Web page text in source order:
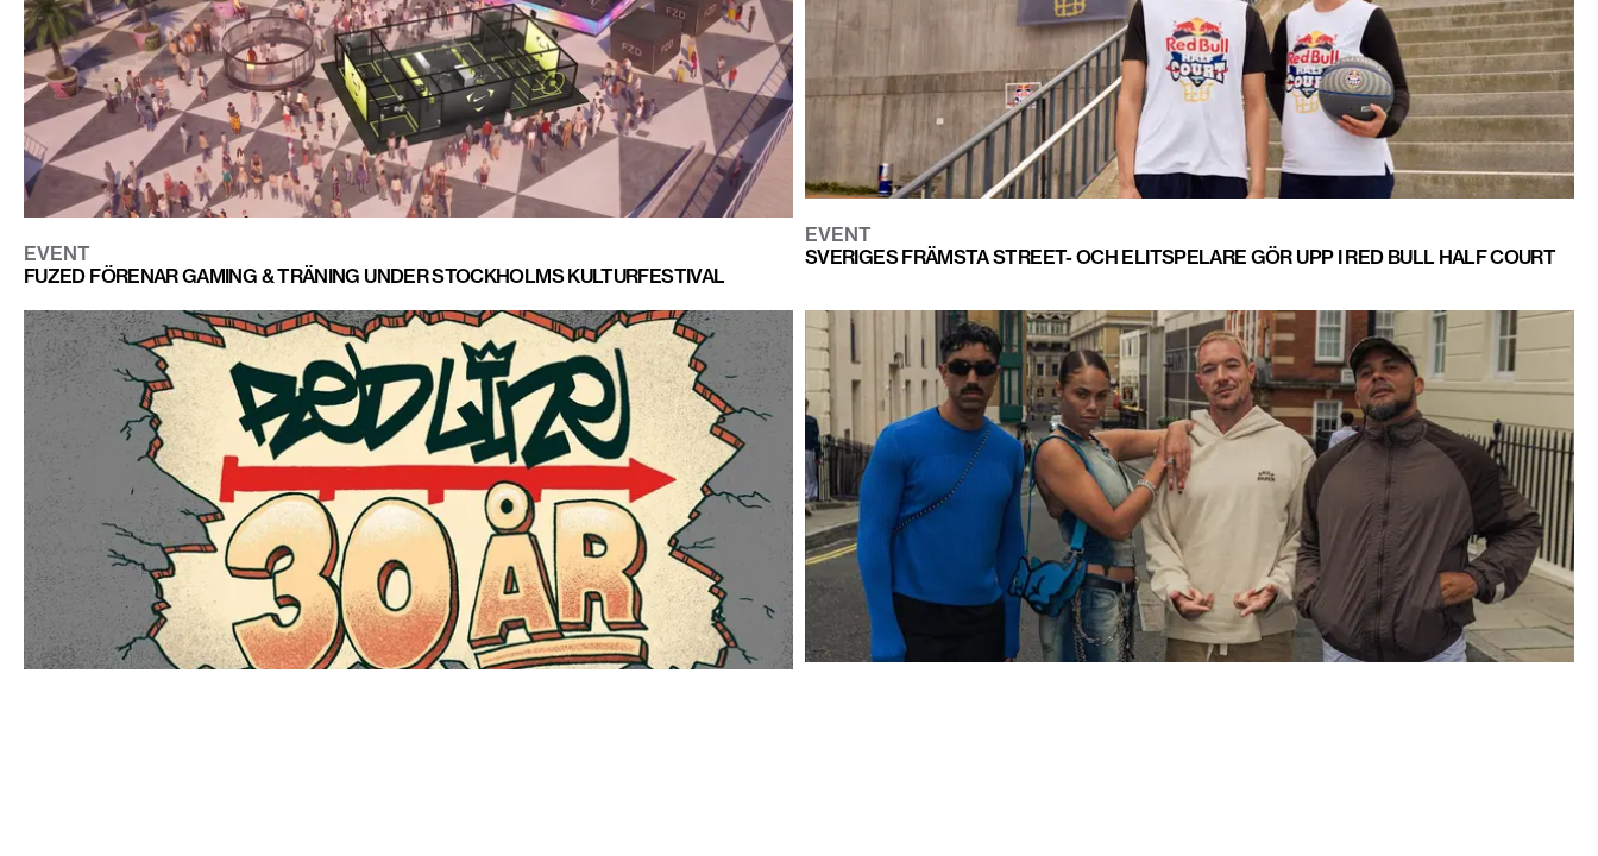
EVENT
FUZED FÖRENAR GAMING & TRÄNING UNDER STOCKHOLMS KULTURFESTIVAL
EVENT
SVERIGES FRÄMSTA STREET- OCH ELITSPELARE GÖR UPP I RED BULL HALF COURT